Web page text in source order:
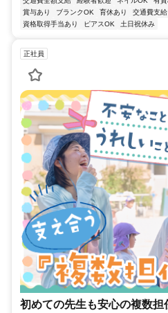
賞与あり
ブランクOK 育休あり 交通費支給
資格取得手当あり
ピアスOK 土日祝休み
正社員
初めての先生も安心の複数